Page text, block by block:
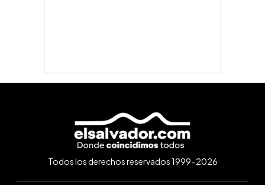
Todos los derechos reservados 1999-2026